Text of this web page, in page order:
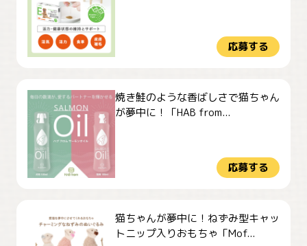
応募する
焼き鮭のような香ばしさで猫ちゃん
が夢中に！「HAB from...
応募する
猫ちゃんが夢中に！ねずみ型キャッ
トニップ入りおもちゃ「Mof...